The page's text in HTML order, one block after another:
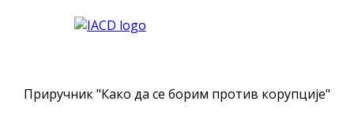
Приручник "Како да се борим против корупције"